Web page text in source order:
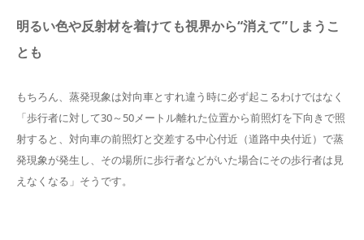
明るい色や反射材を着けても視界から“消えて”しまうこ
とも
もちろん、蒸発現象は対向車とすれ違う時に必ず起こるわけではなく
「歩行者に対して30～50メートル離れた位置から前照灯を下向きで照
射すると、対向車の前照灯と交差する中心付近（道路中央付近）で蒸
発現象が発生し、その場所に歩行者などがいた場合にその歩行者は見
えなくなる」そうです。